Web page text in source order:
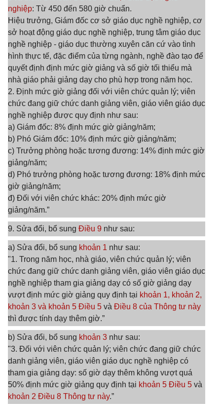
nghiệp: Từ 450 đến 580 giờ chuẩn.
Hiệu trưởng, Giám đốc cơ sở giáo dục nghề nghiệp, cơ
sở hoạt động giáo dục nghề nghiệp, trung tâm giáo dục
nghề nghiệp - giáo dục thường xuyên căn cứ vào tình
hình thực tế, đặc điểm của từng ngành, nghề đào tạo để
quyết định định mức giờ giảng và số giờ tối thiểu mà
nhà giáo phải giảng dạy cho phù hợp trong năm học.
2. Định mức giờ giảng đối với viên chức quản lý; viên
chức đang giữ chức danh giảng viên, giáo viên giáo dục
nghề nghiệp được quy định như sau:
a) Giám đốc: 8% định mức giờ giảng/năm;
b) Phó Giám đốc: 10% định mức giờ giảng/năm;
c) Trưởng phòng hoặc tương đương: 14% định mức giờ
giảng/năm;
d) Phó trưởng phòng hoặc tương đương: 18% định mức
giờ giảng/năm;
đ) Đối với viên chức khác: 20% định mức giờ
giảng/năm.”
9. Sửa đổi, bổ sung Điều 9 như sau:
a) Sửa đổi, bổ sung khoản 1 như sau:
"1. Trong năm học, nhà giáo, viên chức quản lý; viên
chức đang giữ chức danh giảng viên, giáo viên giáo dục
nghề nghiệp tham gia giảng dạy có số giờ giảng dạy
vượt định mức giờ giảng quy định tại khoản 1, khoản 2,
khoản 3 và khoản 5 Điều 5 và Điều 8 của Thông tư này
thì được tính dạy thêm giờ.”
b) Sửa đổi, bổ sung khoản 3 như sau:
"3. Đối với viên chức quản lý; viên chức đang giữ chức
danh giảng viên, giáo viên giáo dục nghề nghiệp có
tham gia giảng dạy: số giờ dạy thêm không vượt quá
50% định mức giờ giảng quy định tại khoản 5 Điều 5 và
khoản 2 Điều 8 Thông tư này.”